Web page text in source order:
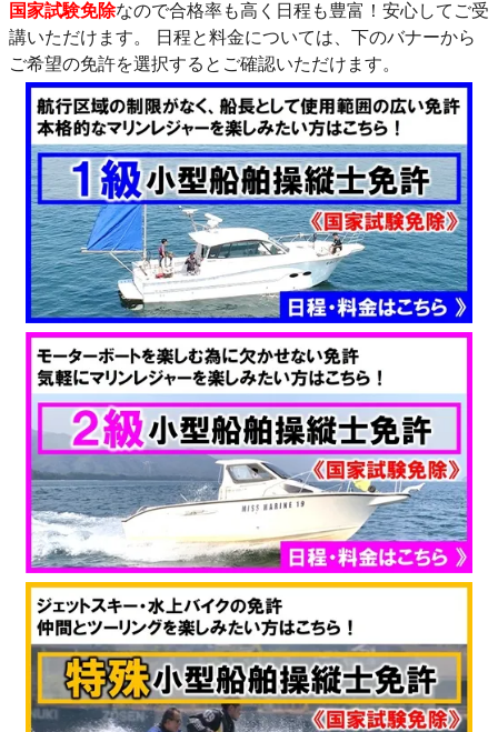
国家試験免除なので合格率も高く日程も豊富！安心してご受
講いただけます。 日程と料金については、下のバナーから
ご希望の免許を選択するとご確認いただけます。